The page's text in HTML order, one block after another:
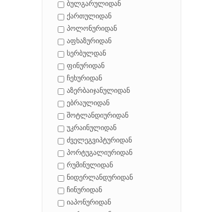
ბულგარულიდან
ქართულიდან
პოლონურიდან
აფხაზურიდან
სერბულდან
ფინურიდან
ჩეხურიდან
აზერბაიჯანულიდან
ებრაულიდან
შოტლანდიურიდან
უკრაინულიდან
ძველეგვიპტურიდან
პორტუგალიურიდან
რუმინულიდან
ნიდერლანდურიდან
ჩინურიდან
იაპონურიდან